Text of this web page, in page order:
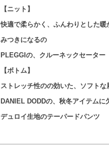
【ニット】
快適で柔らかく、ふんわりとした暖
みつきになるの
PLEGGIの、クルーネックセーター
【ボトム】
ストレッチ性のの効いた、ソフトな
DANIEL DODDの、秋冬アイテムに
デュロイ生地のテーパードパンツ